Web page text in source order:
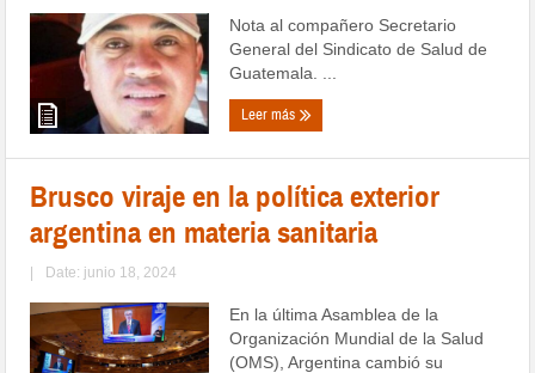
Nota al compañero Secretario
General del Sindicato de Salud de
Guatemala. ...
Leer más
Brusco viraje en la política exterior
argentina en materia sanitaria
| Date: junio 18, 2024
En la última Asamblea de la
Organización Mundial de la Salud
(OMS), Argentina cambió su